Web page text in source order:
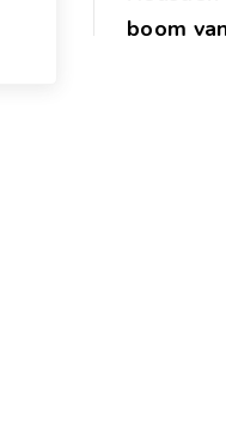
boom